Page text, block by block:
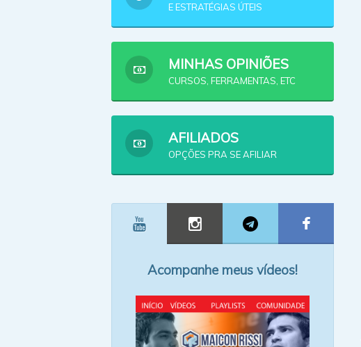
E ESTRATÉGIAS ÚTEIS
MINHAS OPINIÕES
CURSOS, FERRAMENTAS, ETC
AFILIADOS
OPÇÕES PRA SE AFILIAR
Acompanhe meus vídeos!